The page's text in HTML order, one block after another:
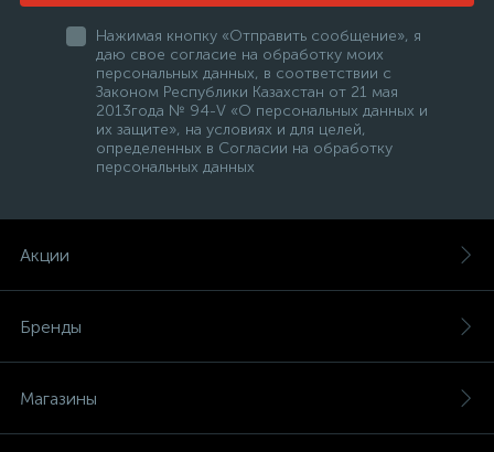
Нажимая кнопку «Отправить сообщение», я
даю свое согласие на обработку моих
персональных данных, в соответствии с
Законом Республики Казахстан от 21 мая
2013года № 94-V «О персональных данных и
их защите», на условиях и для целей,
определенных в Согласии на обработку
персональных данных
Акции
Бренды
Магазины